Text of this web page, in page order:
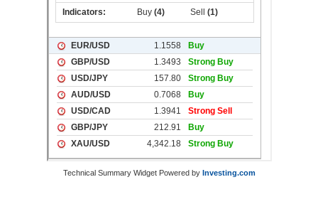
Technical Summary Widget Powered by Investing.com